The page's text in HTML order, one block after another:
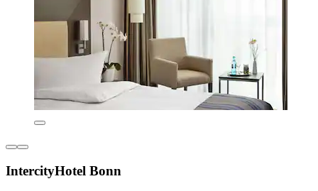
IntercityHotel Bonn